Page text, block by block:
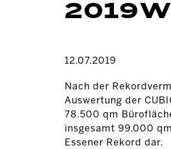
12.07.2019
Nach der
Auswertung der
78.500 qm
insgesamt 99.000
Essener Rekord dar.